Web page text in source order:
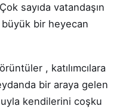
sayıda vatandaşın
büyük bir heyecan
, katılımcılara
bir araya gelen
kendilerini coşku